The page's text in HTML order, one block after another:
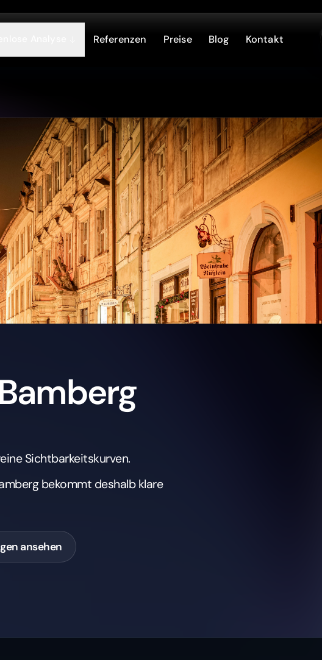
Referenzen Preise Blog Kontakt
Sichtbarkeitskurven.
bekommt deshalb klare
ansehen